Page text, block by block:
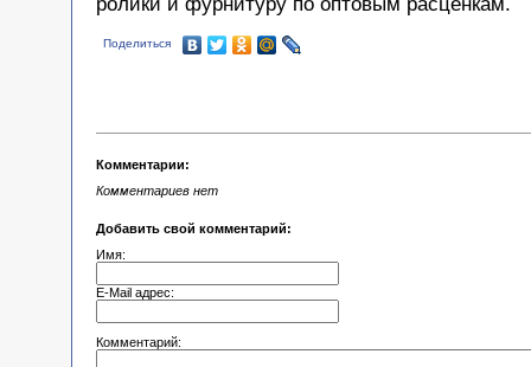
Поделиться
Комментарии:
Комментариев нет
Добавить свой комментарий:
Имя:
E-Mail адрес:
Комментарий: